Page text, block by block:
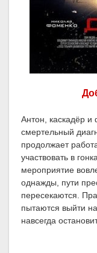
Антон, каскадёр
смертельный
продолжает
участвовать в
мероприятие
однажды, пути
пересекаются.
пытаются выйти
навсегда